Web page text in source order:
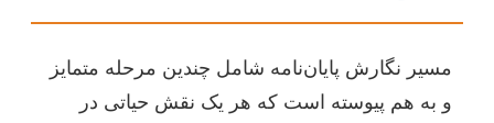
مسیر نگارش پایان‌نامه شامل چندین مرحله متمایز
و به هم پیوسته است که هر یک نقش حیاتی در